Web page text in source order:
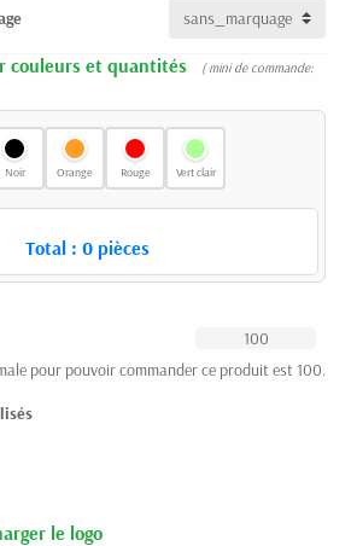
couleurs et quantités
( mini de commande:
Noir Orange Rouge Vert clair
Total : 0pièces
pour pouvoir commander ce produit est 100.
le logo